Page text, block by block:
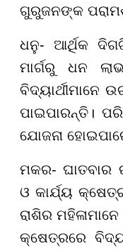
ଗୁରୁଜନଙ୍କ
ଧନୁ- ଆର୍ଥିକ
ମାର୍ଗରୁ ଧନ
ବିଦ୍ୟାର୍ଥୀମାନେ
ପାଇପାରନ୍ତି।
ଯୋଜନା
ମକର- ଘାତବାର
ଓ କାର୍ଯ୍ୟ
ରାଶିର
କ୍ଷେତ୍ରରେ